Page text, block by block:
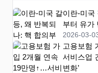
이란-미국
부터 유가
2026-03-
고용보험
서비스업
변화’